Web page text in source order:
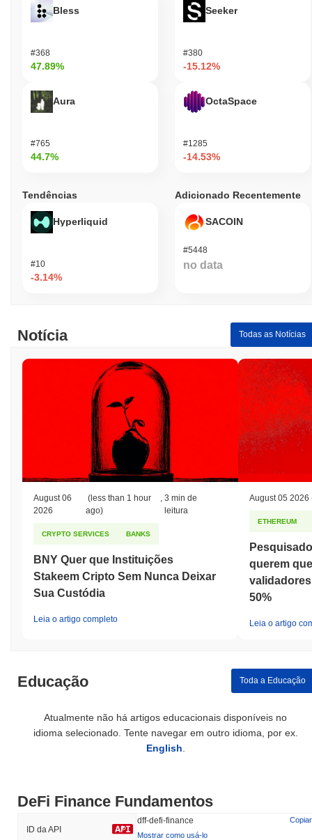
Bless
#368
47.89%
Aura
#765
44.7%
Seeker
#380
-15.12%
OctaSpace
#1285
-14.53%
Tendências
Hyperliquid
#10
-3.14%
Adicionado Recentemente
SACOIN
#5448
no data
Notícia Todas as Notícias
August 06
2026
(less than 1 hour
ago)
,3 min de
leitura
CRYPTO SERVICES BANKS
BNY Quer que Instituições
Stakeem Cripto Sem Nunca Deixar
Sua Custódia
Leia o artigo completo
August 05 2026
ETHEREUM
querem
50%
Leia o artigo
Educação Toda a Educação
Atualmente não há artigos educacionais disponíveis no
idioma selecionado. Tente navegar em outro idioma, por ex.
English
DeFi Finance Fundamentos
ID da API
dff-defi-finance
Copiar
Mostrar como usá-lo